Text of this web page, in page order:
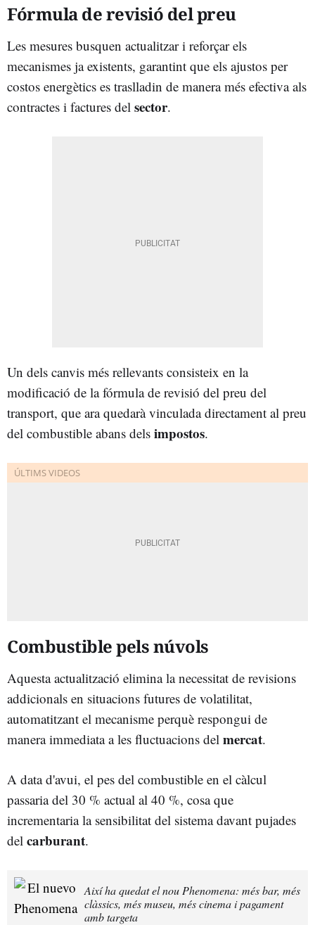
Fórmula de revisió del preu
Les mesures busquen actualitzar i reforçar els
mecanismes ja existents, garantint que els ajustos per
costos energètics es traslladin de manera més efectiva als
contractes i factures del sector.
Un dels canvis més rellevants consisteix en la
modificació de la fórmula de revisió del preu del
transport, que ara quedarà vinculada directament al preu
del combustible abans dels impostos.
Combustible pels núvols
Aquesta actualització elimina la necessitat de revisions
addicionals en situacions futures de volatilitat,
automatitzant el mecanisme perquè respongui de
manera immediata a les fluctuacions del mercat.
A data d'avui, el pes del combustible en el càlcul
passaria del 30 % actual al 40 %, cosa que
incrementaria la sensibilitat del sistema davant pujades
del carburant.
Així ha quedat el nou Phenomena: més bar, més
clàssics, més museu, més cinema i pagament
amb targeta